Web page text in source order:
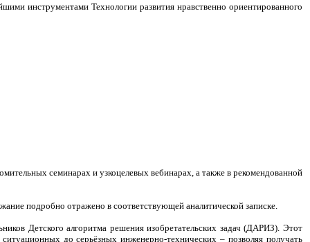
инструментами Технологии развития нравственно ориентированного
семинарах и узкоцелевых вебинарах, а также в рекомендованной
подробно отражено в соответствующей аналитической записке.
Детского алгоритма решения изобретательских задач (ДАРИЗ). Этот
до серьёзных инженерно-технических – позволяя получать